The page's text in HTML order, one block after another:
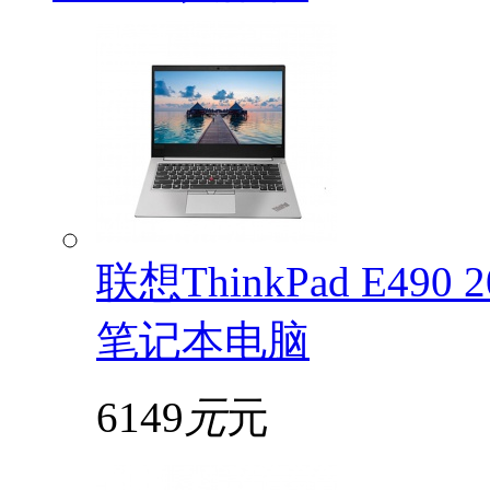
联想ThinkPad E490
笔记本电脑
6149 元元